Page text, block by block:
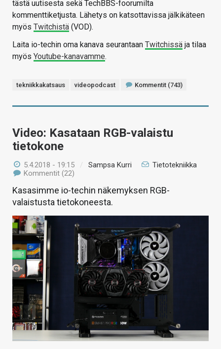
tästä uutisesta sekä TechBBS-foorumilta
kommenttiketjusta. Lähetys on katsottavissa jälkikäteen
myös Twitchistä (VOD).
Laita io-techin oma kanava seurantaan Twitchissä ja tilaa
myös Youtube-kanavamme.
tekniikkakatsaus videopodcast Kommentit (743)
Video: Kasataan RGB-valaistu
tietokone
5.4.2018 - 19:15 / Sampsa Kurri
Tietotekniikka
Kommentit (22)
Kasasimme io-techin näkemyksen RGB-
valaistusta tietokoneesta.